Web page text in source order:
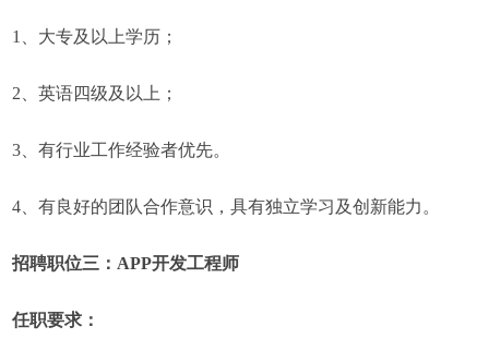
1、大专及以上学历；
2、英语四级及以上；
3、有行业工作经验者优先。
4、有良好的团队合作意识，具有独立学习及创新能力。
招聘职位三：APP开发工程师
任职要求：